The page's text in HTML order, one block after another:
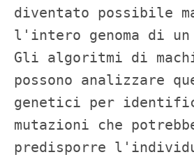
diventato possibile
l'intero genoma di un
Gli algoritmi di
possono analizzare
genetici per
mutazioni che
predisporre